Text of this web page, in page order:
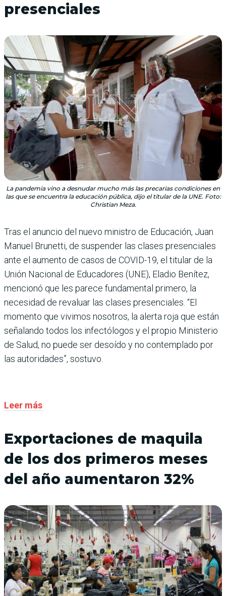
presenciales
La pandemia vino a desnudar mucho más las precarias condiciones en
las que se encuentra la educación pública, dijo el titular de la UNE. Foto:
Christian Meza.
Tras el anuncio del nuevo ministro de Educación, Juan
Manuel Brunetti, de suspender las clases presenciales
ante el aumento de casos de COVID-19, el titular de la
Unión Nacional de Educadores (UNE), Eladio Benítez,
mencionó que les parece fundamental primero, la
necesidad de revaluar las clases presenciales. “El
momento que vivimos nosotros, la alerta roja que están
señalando todos los infectólogos y el propio Ministerio
de Salud, no puede ser desoído y no contemplado por
las autoridades”, sostuvo.
Leer más
Exportaciones de maquila
de los dos primeros meses
del año aumentaron 32%